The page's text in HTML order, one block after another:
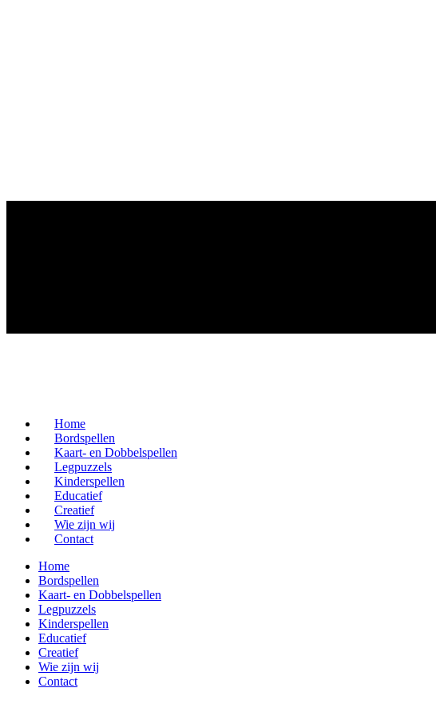
Home
Bordspellen
Kaart- en Dobbelspellen
Legpuzzels
Kinderspellen
Educatief
Creatief
Wie zijn wij
Contact
Home
Bordspellen
Kaart- en Dobbelspellen
Legpuzzels
Kinderspellen
Educatief
Creatief
Wie zijn wij
Contact